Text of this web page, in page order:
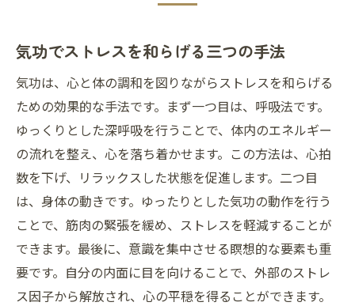
気功でストレスを和らげる三つの手法
気功は、心と体の調和を図りながらストレスを和らげる
ための効果的な手法です。まず一つ目は、呼吸法です。
ゆっくりとした深呼吸を行うことで、体内のエネルギー
の流れを整え、心を落ち着かせます。この方法は、心拍
数を下げ、リラックスした状態を促進します。二つ目
は、身体の動きです。ゆったりとした気功の動作を行う
ことで、筋肉の緊張を緩め、ストレスを軽減することが
できます。最後に、意識を集中させる瞑想的な要素も重
要です。自分の内面に目を向けることで、外部のストレ
ス因子から解放され、心の平穏を得ることができます。